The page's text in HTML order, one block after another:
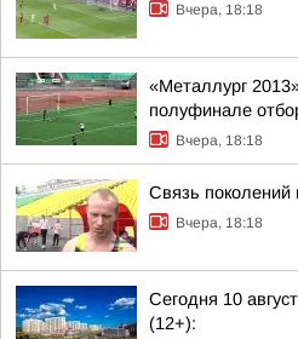
Вчера, 18:18
«Металлург
полуфинале
Вчера, 18:18
Связь поколений
Вчера, 18:18
Сегодня 10
(12+):